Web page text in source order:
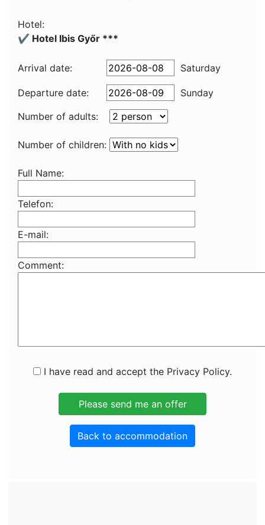
Hotel:
✔️ Hotel Ibis Győr ***
Arrival date: Saturday
Departure date:
Sunday
Number of adults:
Number of children:
Full Name:
Telefon:
E-mail:
Comment:
I have read and accept the Privacy Policy.
Back to accommodation